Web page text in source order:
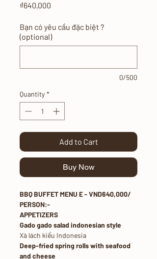
₫640,000
Bạn có yêu cầu đặc biệt ?
(optional)
0/500
Quantity *
Add to Cart
Buy Now
BBQ BUFFET MENU E - VND640,000/
PERSON:-
APPETIZERS
Gado gado salad indonesian style
Xà lách kiểu Indonesia
Deep-fried spring rolls with seafood
and cheese